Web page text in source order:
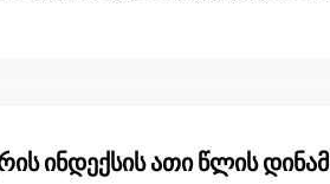
ინდექსის ათი წლის